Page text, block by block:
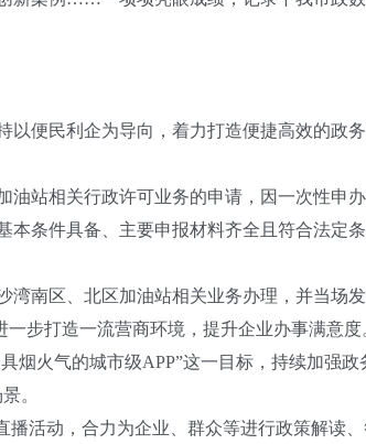
便民利企为导向，着力打造便捷高效的政
站相关行政许可业务的申请，因一次性申
条件具备、主要申报材料齐全且符合法定条
南区、北区加油站相关业务办理，并当场
步打造一流营商环境，提升企业办事满意度
火气的城市级APP”这一目标，持续加强政
。
活动，合力为企业、群众等进行政策解读